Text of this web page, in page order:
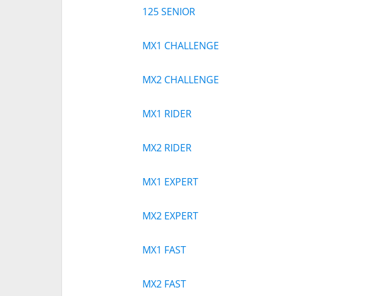
125 SENIOR
MX1 CHALLENGE
MX2 CHALLENGE
MX1 RIDER
MX2 RIDER
MX1 EXPERT
MX2 EXPERT
MX1 FAST
MX2 FAST